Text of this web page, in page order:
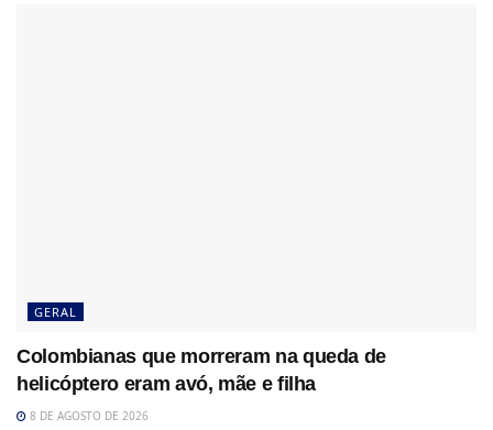
GERAL
Colombianas que morreram na queda de
helicóptero eram avó, mãe e filha
8 DE AGOSTO DE 2026